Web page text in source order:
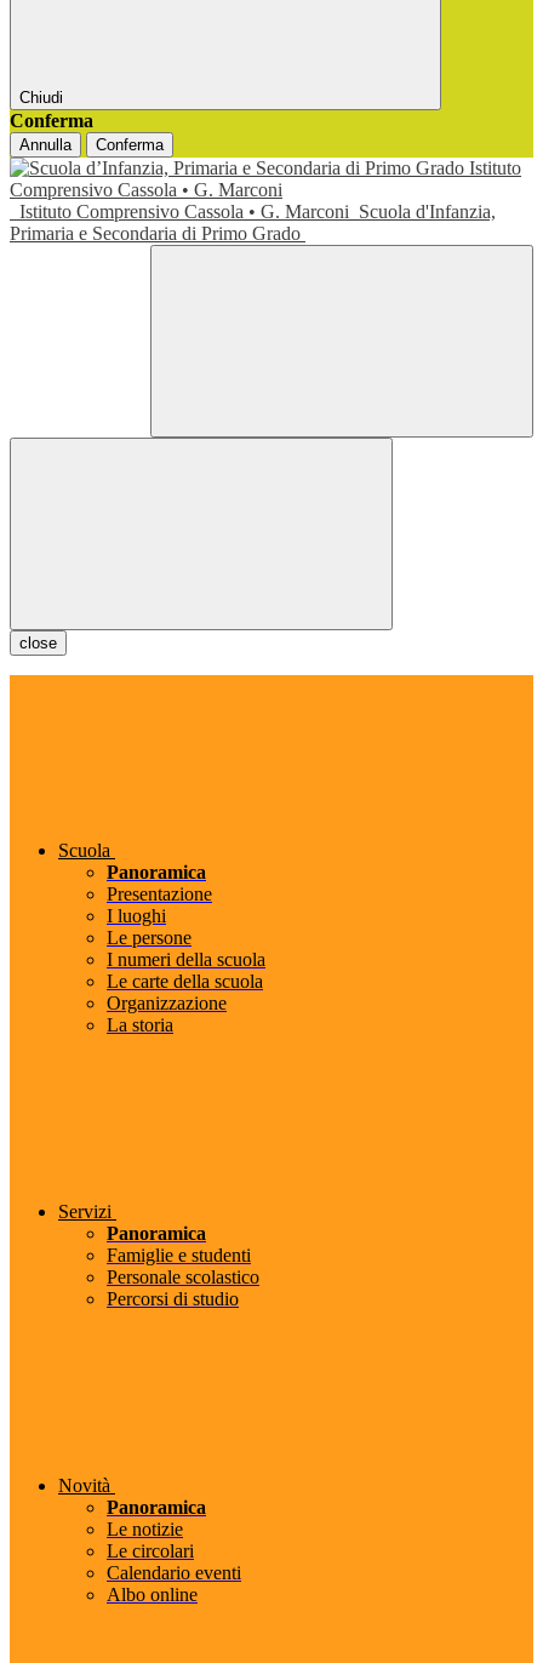
Chiudi
Conferma
Annulla Conferma
Istituto Comprensivo Cassola • G. Marconi Scuola d'Infanzia,
Primaria e Secondaria di Primo Grado
close
Scuola
Panoramica
Presentazione
I luoghi
Le persone
I numeri della scuola
Le carte della scuola
Organizzazione
La storia
Servizi
Panoramica
Famiglie e studenti
Personale scolastico
Percorsi di studio
Novità
Panoramica
Le notizie
Le circolari
Calendario eventi
Albo online